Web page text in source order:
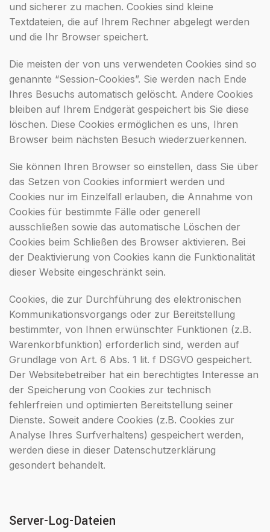
und sicherer zu machen. Cookies sind kleine
Textdateien, die auf Ihrem Rechner abgelegt werden
und die Ihr Browser speichert.
Die meisten der von uns verwendeten Cookies sind so
genannte “Session-Cookies”. Sie werden nach Ende
Ihres Besuchs automatisch gelöscht. Andere Cookies
bleiben auf Ihrem Endgerät gespeichert bis Sie diese
löschen. Diese Cookies ermöglichen es uns, Ihren
Browser beim nächsten Besuch wiederzuerkennen.
Sie können Ihren Browser so einstellen, dass Sie über
das Setzen von Cookies informiert werden und
Cookies nur im Einzelfall erlauben, die Annahme von
Cookies für bestimmte Fälle oder generell
ausschließen sowie das automatische Löschen der
Cookies beim Schließen des Browser aktivieren. Bei
der Deaktivierung von Cookies kann die Funktionalität
dieser Website eingeschränkt sein.
Cookies, die zur Durchführung des elektronischen
Kommunikationsvorgangs oder zur Bereitstellung
bestimmter, von Ihnen erwünschter Funktionen (z.B.
Warenkorbfunktion) erforderlich sind, werden auf
Grundlage von Art. 6 Abs. 1 lit. f DSGVO gespeichert.
Der Websitebetreiber hat ein berechtigtes Interesse an
der Speicherung von Cookies zur technisch
fehlerfreien und optimierten Bereitstellung seiner
Dienste. Soweit andere Cookies (z.B. Cookies zur
Analyse Ihres Surfverhaltens) gespeichert werden,
werden diese in dieser Datenschutzerklärung
gesondert behandelt.
Server-Log-Dateien